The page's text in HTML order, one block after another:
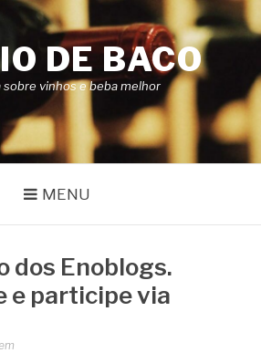
DE BACO
sobre vinhos e beba melhor
MENU
dos Enoblogs.
e participe via